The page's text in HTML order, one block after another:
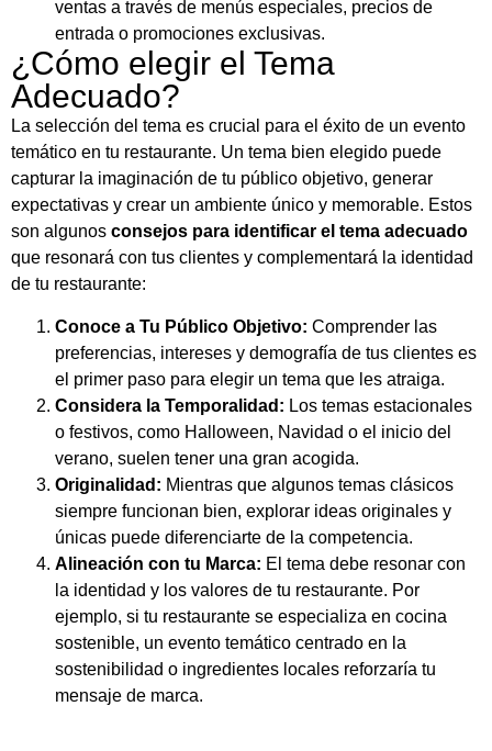
ventas a través de menús especiales, precios de
entrada o promociones exclusivas.
¿Cómo elegir el Tema
Adecuado?
La selección del tema es crucial para el éxito de un evento
temático en tu restaurante. Un tema bien elegido puede
capturar la imaginación de tu público objetivo, generar
expectativas y crear un ambiente único y memorable. Estos
son algunos consejos para identificar el tema adecuado
que resonará con tus clientes y complementará la identidad
de tu restaurante:
Conoce a Tu Público Objetivo: Comprender las
preferencias, intereses y demografía de tus clientes es
el primer paso para elegir un tema que les atraiga.
Considera la Temporalidad: Los temas estacionales
o festivos, como Halloween, Navidad o el inicio del
verano, suelen tener una gran acogida.
Originalidad: Mientras que algunos temas clásicos
siempre funcionan bien, explorar ideas originales y
únicas puede diferenciarte de la competencia.
Alineación con tu Marca: El tema debe resonar con
la identidad y los valores de tu restaurante. Por
ejemplo, si tu restaurante se especializa en cocina
sostenible, un evento temático centrado en la
sostenibilidad o ingredientes locales reforzaría tu
mensaje de marca.